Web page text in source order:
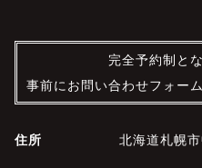
完全予約制と
事前にお問い合わせフォー
住所 北海道札幌